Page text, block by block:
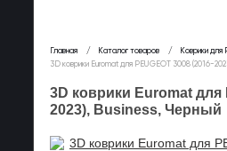
Главная Каталог товаров Коврики для
3D коврики Euromat для PEUGEOT 3008 (2016-
3D коврики Euromat для
2023), Business, Черный